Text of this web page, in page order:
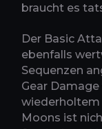
braucht es
Der Basic
ebenfalls
Sequenzen
Gear
wiederholtem
Moons ist